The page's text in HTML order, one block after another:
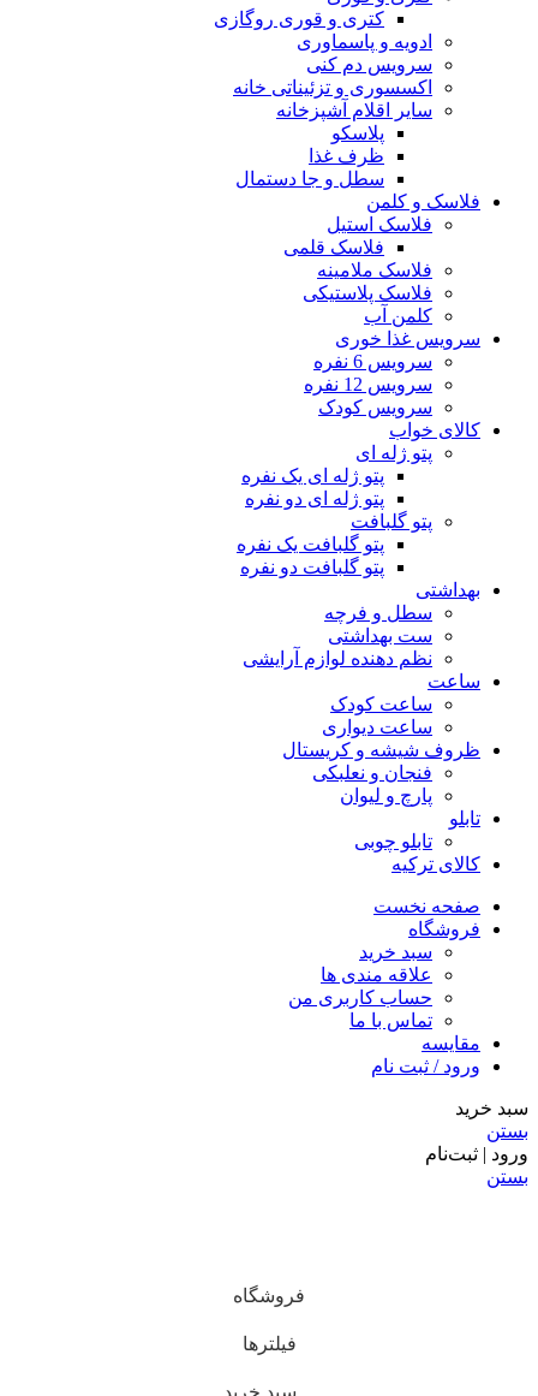
کتری و قوری روگازی
ادویه و پاسماوری
سرویس دم کنی
اکسسوری و تزئیناتی خانه
سایر اقلام آشپزخانه
پلاسکو
ظرف غذا
سطل و جا دستمال
فلاسک و کلمن
فلاسک استیل
فلاسک قلمی
فلاسک ملامینه
فلاسک پلاستیکی
کلمن آب
سرویس غذا خوری
سرویس 6 نفره
سرویس 12 نفره
سرویس کودک
کالای خواب
پتو ژله ای
پتو ژله ای یک نفره
پتو ژله ای دو نفره
پتو گلبافت
پتو گلبافت یک نفره
پتو گلبافت دو نفره
بهداشتی
سطل و فرچه
ست بهداشتی
نظم دهنده لوازم آرایشی
ساعت
ساعت کودک
ساعت دیواری
ظروف شیشه و کریستال
فنجان و نعلبکی
پارچ و لیوان
تابلو
تابلو چوبی
کالای ترکیه
صفحه نخست
فروشگاه
سبد خرید
علاقه مندی ها
حساب کاربری من
تماس با ما
مقایسه
ورود / ثبت نام
سبد خرید
بستن
ورود | ثبت‌نام
بستن
فروشگاه
فیلترها
سبد خرید